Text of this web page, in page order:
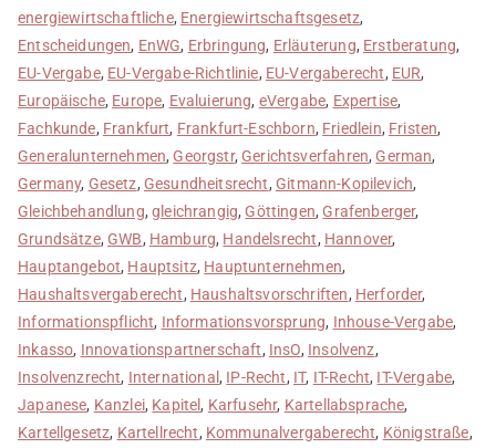
energiewirtschaftliche, Energiewirtschaftsgesetz,
Entscheidungen, EnWG, Erbringung, Erläuterung, Erstberatung,
EU-Vergabe, EU-Vergabe-Richtlinie, EU-Vergaberecht, EUR,
Europäische, Europe, Evaluierung, eVergabe, Expertise,
Fachkunde, Frankfurt, Frankfurt-Eschborn, Friedlein, Fristen,
Generalunternehmen, Georgstr, Gerichtsverfahren, German,
Germany, Gesetz, Gesundheitsrecht, Gitmann-Kopilevich,
Gleichbehandlung,gleichrangig, Göttingen, Grafenberger,
Grundsätze, GWB, Hamburg, Handelsrecht, Hannover,
Hauptangebot, Hauptsitz, Hauptunternehmen,
Haushaltsvergaberecht, Haushaltsvorschriften, Herforder,
Informationspflicht, Informationsvorsprung, Inhouse-Vergabe,
Inkasso, Innovationspartnerschaft, InsO, Insolvenz,
Insolvenzrecht, International , IP-Recht, IT, IT-Recht, IT-Vergabe,
Japanese, Kanzlei, Kapitel, Karfusehr, Kartellabsprache,
Kartellgesetz, Kartellrecht, Kommunalvergaberecht, Königstraße,